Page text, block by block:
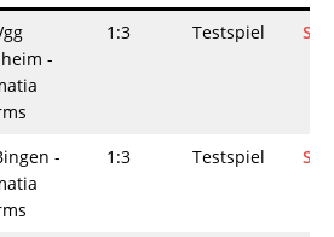
-
1:3 Testspiel
-
1:3 Testspiel